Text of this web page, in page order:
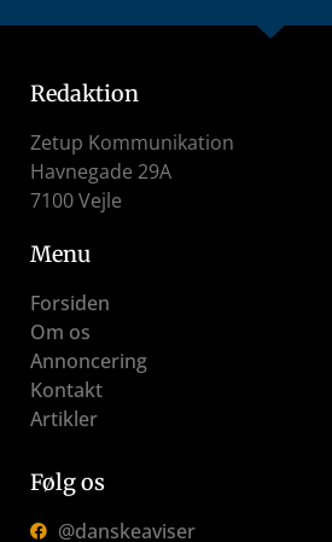
Redaktion
Zetup Kommunikation
Havnegade 29A
7100 Vejle
Menu
Forsiden
Om os
Annoncering
Kontakt
Artikler
Følg os
@danskeaviser